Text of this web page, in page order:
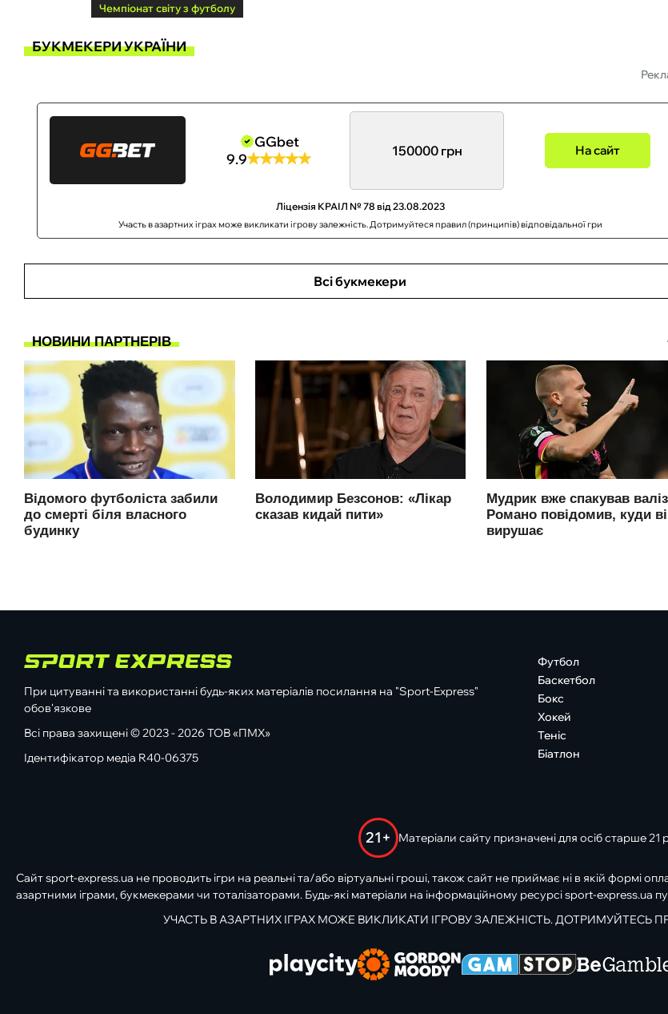
Чемпіонат світу з футболу
БУКМЕКЕРИ УКРАЇНИ
GGbet
9.9
150000 грн На сайт
Ліцензія КРАІЛ № 78 від 23.08.2023
Участь в азартних іграх може викликати ігрову залежність. Дотримуйтеся правил (принципів) відповідальної гри
Всі букмекери
При цитуванні та використанні будь-яких матеріалів посилання на "Sport-Express"
обов'язкове
Всі права захищені © 2023 - 2026 ТОВ «ПМХ»
Ідентифікатор медіа R40-06375
Футбол
Баскетбол
Бокс
Хокей
Теніс
Біатлон
21+ Матеріали сайту призначені для осіб старше 21
Сайт sport-express.ua не проводить ігри на реальні та/або віртуальні гроші, також сайт не приймає ні в якій формі
азартними іграми, букмекерами чи тоталізаторами. Будь-які матеріали на інформаційному ресурсі sport-express.ua
УЧАСТЬ В АЗАРТНИХ ІГРАХ МОЖЕ ВИКЛИКАТИ ІГРОВУ ЗАЛЕЖНІСТЬ. ДОТРИМУЙТЕСЬ